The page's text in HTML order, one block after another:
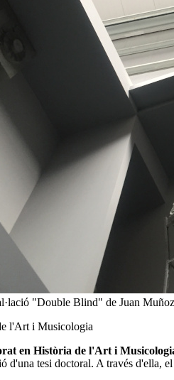
"Double Blind" de Juan
l'Art i Musicologia
en Història de l'Art i
d'una tesi doctoral. A través d'ella,